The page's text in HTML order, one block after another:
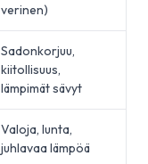
verinen)
Sadonkorjuu,
kiitollisuus,
lämpimät sävyt
Valoja, lunta,
juhlavaa lämpöä